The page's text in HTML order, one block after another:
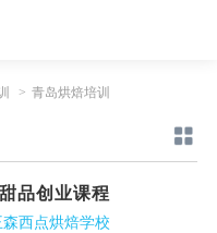
> 青岛烘焙培训
品创业课程
西点烘焙学校